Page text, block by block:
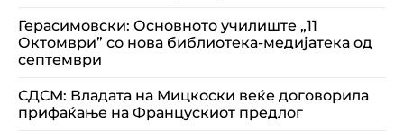
Герасимовски: Основното училиште „11
Октомври” со нова библиотека-медијатека од
септември
СДСМ: Владата на Мицкоски веќе договорила
прифаќање на Францускиот предлог